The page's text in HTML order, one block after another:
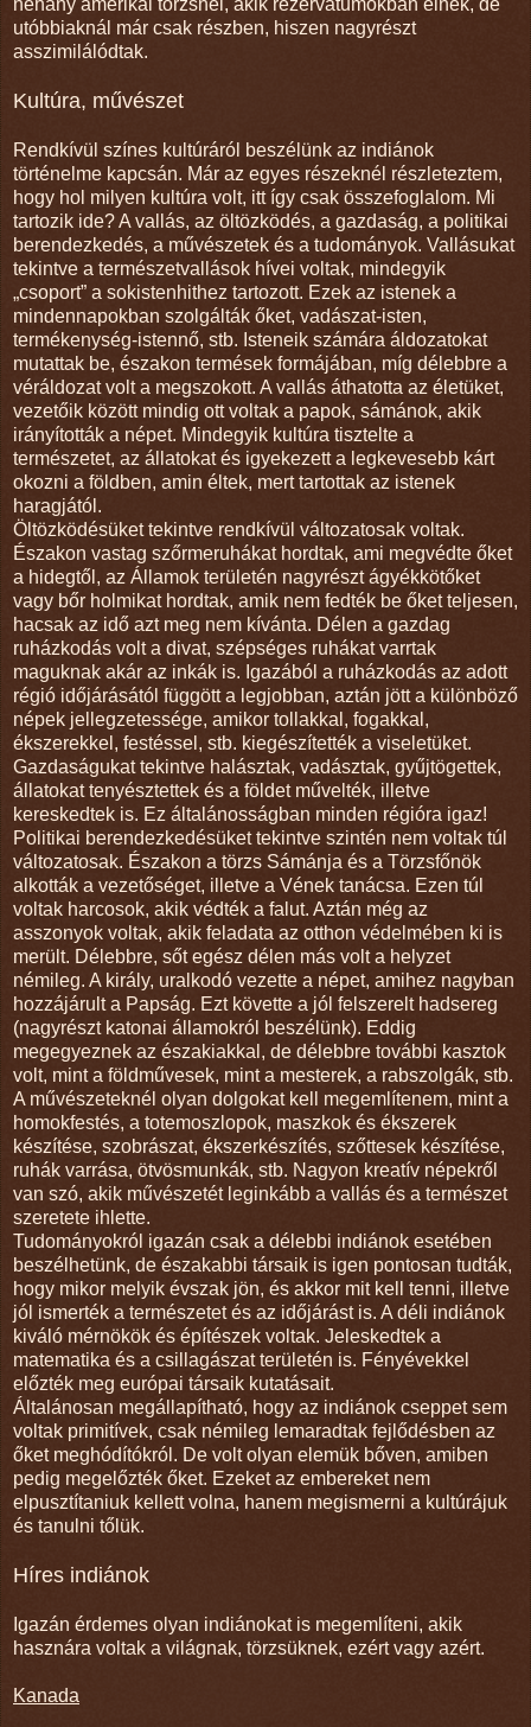
utóbbiaknál már csak részben, hiszen nagyrészt
asszimilálódtak.
Kultúra, művészet
Rendkívül színes kultúráról beszélünk az indiánok
történelme kapcsán. Már az egyes részeknél részleteztem,
hogy hol milyen kultúra volt, itt így csak összefoglalom. Mi
tartozik ide? A vallás, az öltözködés, a gazdaság, a politikai
berendezkedés, a művészetek és a tudományok. Vallásukat
tekintve a természetvallások hívei voltak, mindegyik
„csoport” a sokistenhithez tartozott. Ezek az istenek a
mindennapokban szolgálták őket, vadászat-isten,
termékenység-istennő, stb. Isteneik számára áldozatokat
mutattak be, északon termések formájában, míg délebbre a
véráldozat volt a megszokott. A vallás áthatotta az életüket,
vezetőik között mindig ott voltak a papok, sámánok, akik
irányították a népet. Mindegyik kultúra tisztelte a
természetet, az állatokat és igyekezett a legkevesebb kárt
okozni a földben, amin éltek, mert tartottak az istenek
haragjától.
Öltözködésüket tekintve rendkívül változatosak voltak.
Északon vastag szőrmeruhákat hordtak, ami megvédte őket
a hidegtől, az Államok területén nagyrészt ágyékkötőket
vagy bőr holmikat hordtak, amik nem fedték be őket teljesen,
hacsak az idő azt meg nem kívánta. Délen a gazdag
ruházkodás volt a divat, szépséges ruhákat varrtak
maguknak akár az inkák is. Igazából a ruházkodás az adott
régió időjárásától függött a legjobban, aztán jött a különböző
népek jellegzetessége, amikor tollakkal, fogakkal,
ékszerekkel, festéssel, stb. kiegészítették a viseletüket.
Gazdaságukat tekintve halásztak, vadásztak, gyűjtögettek,
állatokat tenyésztettek és a földet művelték, illetve
kereskedtek is. Ez általánosságban minden régióra igaz!
Politikai berendezkedésüket tekintve szintén nem voltak túl
változatosak. Északon a törzs Sámánja és a Törzsfőnök
alkották a vezetőséget, illetve a Vének tanácsa. Ezen túl
voltak harcosok, akik védték a falut. Aztán még az
asszonyok voltak, akik feladata az otthon védelmében ki is
merült. Délebbre, sőt egész délen más volt a helyzet
némileg. A király, uralkodó vezette a népet, amihez nagyban
hozzájárult a Papság. Ezt követte a jól felszerelt hadsereg
(nagyrészt katonai államokról beszélünk). Eddig
megegyeznek az északiakkal, de délebbre további kasztok
volt, mint a földművesek, mint a mesterek, a rabszolgák, stb.
A művészeteknél olyan dolgokat kell megemlítenem, mint a
homokfestés, a totemoszlopok, maszkok és ékszerek
készítése, szobrászat, ékszerkészítés, szőttesek készítése,
ruhák varrása, ötvösmunkák, stb. Nagyon kreatív népekről
van szó, akik művészetét leginkább a vallás és a természet
szeretete ihlette.
Tudományokról igazán csak a délebbi indiánok esetében
beszélhetünk, de északabbi társaik is igen pontosan tudták,
hogy mikor melyik évszak jön, és akkor mit kell tenni, illetve
jól ismerték a természetet és az időjárást is. A déli indiánok
kiváló mérnökök és építészek voltak. Jeleskedtek a
matematika és a csillagászat területén is. Fényévekkel
előzték meg európai társaik kutatásait.
Általánosan megállapítható, hogy az indiánok cseppet sem
voltak primitívek, csak némileg lemaradtak fejlődésben az
őket meghódítókról. De volt olyan elemük bőven, amiben
pedig megelőzték őket. Ezeket az embereket nem
elpusztítaniuk kellett volna, hanem megismerni a kultúrájuk
és tanulni tőlük.
Híres indiánok
Igazán érdemes olyan indiánokat is megemlíteni, akik
hasznára voltak a világnak, törzsüknek, ezért vagy azért.
Kanada